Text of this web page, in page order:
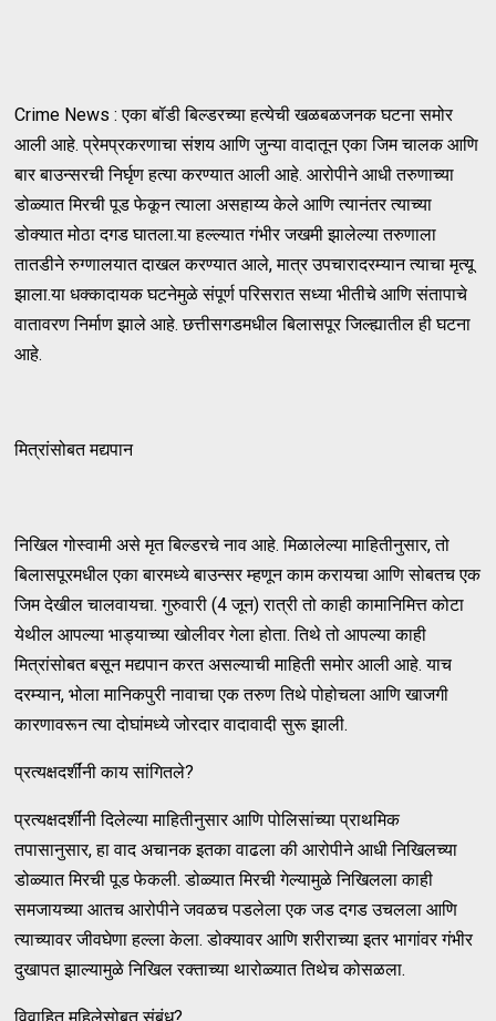
Crime News : एका बॉडी बिल्डरच्या हत्येची खळबळजनक घटना समोर
आली आहे. प्रेमप्रकरणाचा संशय आणि जुन्या वादातून एका जिम चालक आणि
बार बाउन्सरची निर्घृण हत्या करण्यात आली आहे. आरोपीने आधी तरुणाच्या
डोळ्यात मिरची पूड फेकून त्याला असहाय्य केले आणि त्यानंतर त्याच्या
डोक्यात मोठा दगड घातला.या हल्ल्यात गंभीर जखमी झालेल्या तरुणाला
तातडीने रुग्णालयात दाखल करण्यात आले, मात्र उपचारादरम्यान त्याचा मृत्यू
झाला.या धक्कादायक घटनेमुळे संपूर्ण परिसरात सध्या भीतीचे आणि संतापाचे
वातावरण निर्माण झाले आहे. छत्तीसगडमधील बिलासपूर जिल्ह्यातील ही घटना
आहे.
मित्रांसोबत मद्यपान
निखिल गोस्वामी असे मृत बिल्डरचे नाव आहे. मिळालेल्या माहितीनुसार, तो
बिलासपूरमधील एका बारमध्ये बाउन्सर म्हणून काम करायचा आणि सोबतच एक
जिम देखील चालवायचा. गुरुवारी (4 जून) रात्री तो काही कामानिमित्त कोटा
येथील आपल्या भाड्याच्या खोलीवर गेला होता. तिथे तो आपल्या काही
मित्रांसोबत बसून मद्यपान करत असल्याची माहिती समोर आली आहे. याच
दरम्यान, भोला मानिकपुरी नावाचा एक तरुण तिथे पोहोचला आणि खाजगी
कारणावरून त्या दोघांमध्ये जोरदार वादावादी सुरू झाली.
प्रत्यक्षदर्शींनी काय सांगितले?
प्रत्यक्षदर्शींनी दिलेल्या माहितीनुसार आणि पोलिसांच्या प्राथमिक
तपासानुसार, हा वाद अचानक इतका वाढला की आरोपीने आधी निखिलच्या
डोळ्यात मिरची पूड फेकली. डोळ्यात मिरची गेल्यामुळे निखिलला काही
समजायच्या आतच आरोपीने जवळच पडलेला एक जड दगड उचलला आणि
त्याच्यावर जीवघेणा हल्ला केला. डोक्यावर आणि शरीराच्या इतर भागांवर गंभीर
दुखापत झाल्यामुळे निखिल रक्ताच्या थारोळ्यात तिथेच कोसळला.